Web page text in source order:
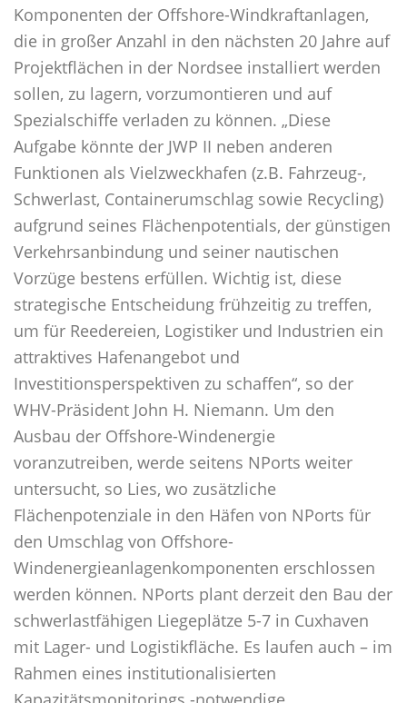
Komponenten der Offshore-Windkraftanlagen,
die in großer Anzahl in den nächsten 20 Jahre auf
Projektflächen in der Nordsee installiert werden
sollen, zu lagern, vorzumontieren und auf
Spezialschiffe verladen zu können. „Diese
Aufgabe könnte der JWP II neben anderen
Funktionen als Vielzweckhafen (z.B. Fahrzeug-,
Schwerlast, Containerumschlag sowie Recycling)
aufgrund seines Flächenpotentials, der günstigen
Verkehrsanbindung und seiner nautischen
Vorzüge bestens erfüllen. Wichtig ist, diese
strategische Entscheidung frühzeitig zu treffen,
um für Reedereien, Logistiker und Industrien ein
attraktives Hafenangebot und
Investitionsperspektiven zu schaffen“, so der
WHV-Präsident John H. Niemann. Um den
Ausbau der Offshore-Windenergie
voranzutreiben, werde seitens NPorts weiter
untersucht, so Lies, wo zusätzliche
Flächenpotenziale in den Häfen von NPorts für
den Umschlag von Offshore-
Windenergieanlagenkomponenten erschlossen
werden können. NPorts plant derzeit den Bau der
schwerlastfähigen Liegeplätze 5-7 in Cuxhaven
mit Lager- und Logistikfläche. Es laufen auch – im
Rahmen eines institutionalisierten